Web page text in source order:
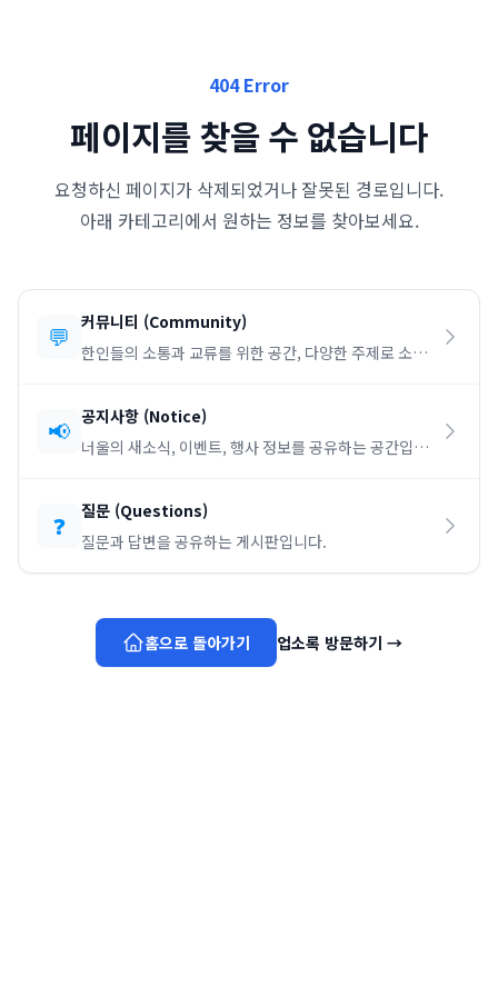
404 Error
페이지를 찾을 수 없습니다
요청하신 페이지가 삭제되었거나 잘못된 경로입니다.
아래 카테고리에서 원하는 정보를 찾아보세요.
💬 커뮤니티 (Community)
한인들의 소통과 교류를 위한 공간, 다양한 주제로 소통
📢 공지사항 (Notice)
너울의 새소식, 이벤트, 행사 정보를 공유하는 공간입니
❓ 질문 (Questions)
질문과 답변을 공유하는 게시판입니다.
홈으로 돌아가기 업소록 방문하기 →